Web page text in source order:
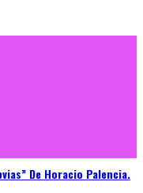
De Horacio Palencia.